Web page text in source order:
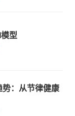
型
：从节律健康